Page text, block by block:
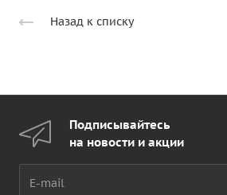
Назад к списку
Подписывайтесь
на новости и акции